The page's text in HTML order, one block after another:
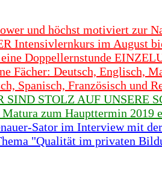
und höchst motiviert zur
Intensivlernkurs im August
Doppellernstunde
Fächer: Deutsch, Englisch,
Spanisch, Französisch und
SIND STOLZ AUF UNSERE
zum Haupttermin 2019
Sator im Interview mit
"Qualität im privaten